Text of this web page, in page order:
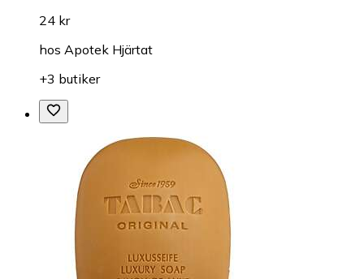
24 kr
hos Apotek Hjärtat
+3 butiker